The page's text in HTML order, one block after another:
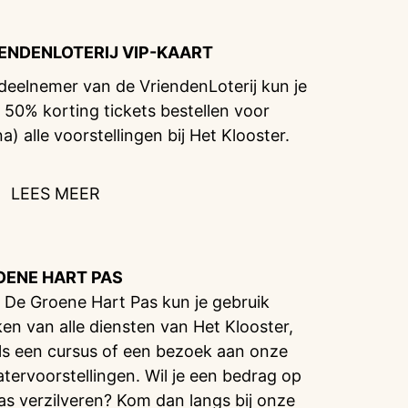
VIP-KAART
van de VriendenLoterij kun je
50% korting tickets bestellen voor
alle voorstellingen bij Het Klooster.
LEES MEER
HART PAS
Groene Hart Pas kun je gebruik
van alle diensten van Het Klooster,
een cursus of een bezoek aan onze
Wil je een bedrag op
verzilveren? Kom dan langs bij onze